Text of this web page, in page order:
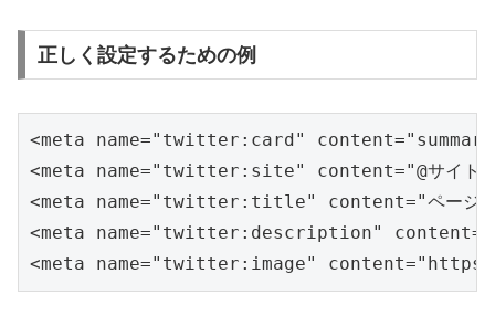
正しく設定するための例
<meta name="twitter:card"
<meta name="twitter:site" content="@サイト
<meta name="twitter:title" content="ページの
<meta name="twitter:description" content="ペ
<meta name="twitter:image"